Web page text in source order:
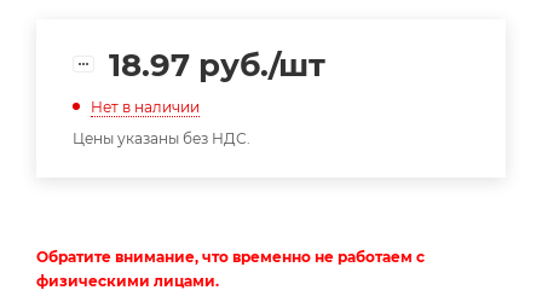
18.97 руб./шт
Нет в наличии
Цены указаны без НДС.
Обратите внимание, что временно не работаем с
физическими лицами.